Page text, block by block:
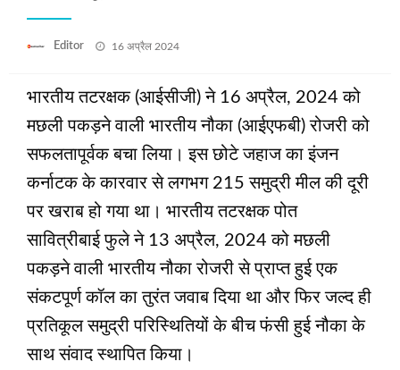
Editor
Posted
16 अप्रैल 2024
भारतीय तटरक्षक (आईसीजी) ने 16 अप्रैल, 2024 को
मछली पकड़ने वाली भारतीय नौका (आईएफबी) रोजरी को
सफलतापूर्वक बचा लिया। इस छोटे जहाज का इंजन
कर्नाटक के कारवार से लगभग 215 समुद्री मील की दूरी
पर खराब हो गया था। भारतीय तटरक्षक पोत
सावित्रीबाई फुले ने 13 अप्रैल, 2024 को मछली
पकड़ने वाली भारतीय नौका रोजरी से प्राप्त हुई एक
संकटपूर्ण कॉल का तुरंत जवाब दिया था और फिर जल्द ही
प्रतिकूल समुद्री परिस्थितियों के बीच फंसी हुई नौका के
साथ संवाद स्थापित किया।